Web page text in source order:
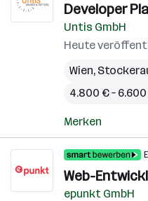
Developer
Untis GmbH
Heute
Wien,
4.800 € –
Merken
Web-
epunkt GmbH